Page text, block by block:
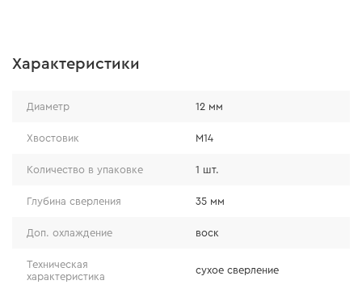
Характеристики
Диаметр 12 мм
Хвостовик М14
Количество в упаковке 1 шт.
Глубина сверления 35 мм
Доп. охлаждение воск
Техническая
характеристика
cухое сверление